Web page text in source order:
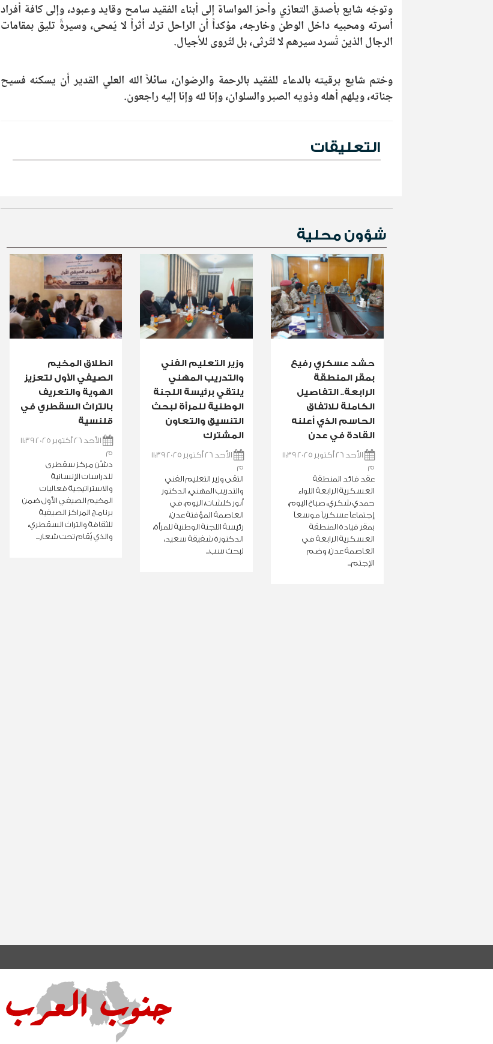
وتوجّه شايع بأصدق التعازي وأحرّ المواساة إلى أبناء الفقيد سامح وقايد وعبود، وإلى كافة أفراد
أسرته ومحبيه داخل الوطن وخارجه، مؤكداً أن الراحل ترك أثراً لا يُمحى، وسيرةً تليق بمقامات
الرجال الذين تُسرد سيرهم لا لتُرثى، بل لتُروى للأجيال.
وختم شايع برقيته بالدعاء للفقيد بالرحمة والرضوان، سائلاً الله العلي القدير أن يسكنه فسيح
جناته، ويلهم أهله وذويه الصبر والسلوان، وإنا لله وإنا إليه راجعون.
التعليقات
شؤون محلية
حشد عسكري رفيع
بمقر المنطقة
الرابعة.. التفاصيل
الكاملة للاتفاق
الحاسم الذي أعلنه
القادة في عدن
الأحد 26 أكتوبر 2025 11:39
م
عقد قائد المنطقة
العسكرية الرابعة اللواء
حمدي شكري، صباح اليوم،
إجتماعاً عسكرياً موسعاً
بمقر قيادة المنطقة
العسكرية الرابعة في
العاصمة عدن، وضم
الإجتم...
وزير التعليم الفني
والتدريب المهني
يلتقي برئيسة اللجنة
الوطنية للمرأة لبحث
التنسيق والتعاون
المشترك
الأحد 26 أكتوبر 2025 11:39
م
التقى وزير التعليم الفني
والتدريب المهني، الدكتور
أنور كلشات، اليوم، في
العاصمة المؤقتة عدن،
رئيسة اللجنة الوطنية للمرأة،
الدكتورة شفيقة سعيد،
لبحث سب...
انطلاق المخيم
الصيفي الأول لتعزيز
الهوية والتعريف
بالتراث السقطري في
قلنسية
الأحد 26 أكتوبر 2025 11:39
م
دشّن مركز سقطرى
للدراسات الإنسانية
والاستراتيجية فعاليات
المخيم الصيفي الأول ضمن
برنامج المراكز الصيفية
للثقافة والتراث السقطري،
والذي يُقام تحت شعار...